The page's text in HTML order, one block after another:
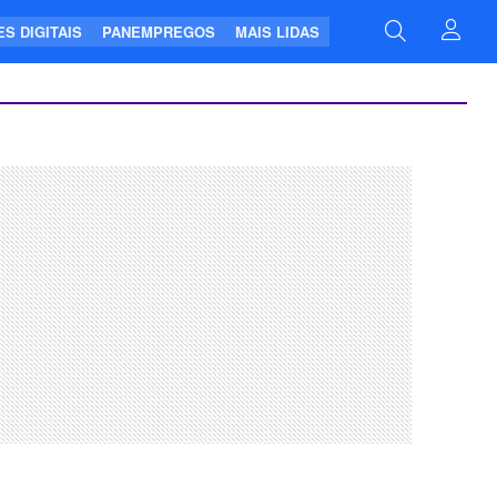
DIGITAIS PANEMPREGOS MAIS LIDAS